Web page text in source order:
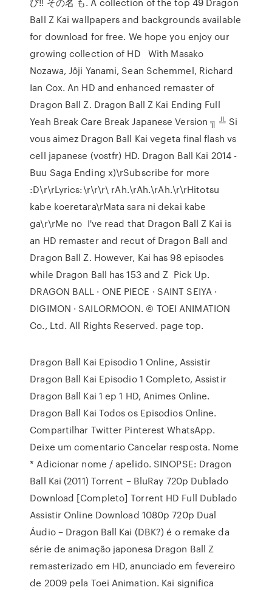
Ball Z Kai wallpapers and backgrounds available
for download for free. We hope you enjoy our
growing collection of HD With Masako
Nozawa, Jôji Yanami, Sean Schemmel, Richard
Ian Cox. An HD and enhanced remaster of
Dragon Ball Z. Dragon Ball Z Kai Ending Full
Yeah Break Care Break Japanese Version ╗ ╩ Si
vous aimez Dragon Ball Kai vegeta final flash vs
cell japanese (vostfr) HD. Dragon Ball Kai 2014 -
Buu Saga Ending x)\rSubscribe for more
:D\r\rLyrics:\r\r\r\ rAh.\rAh.\rAh.\r\rHitotsu
kabe koeretara\rMata sara ni dekai kabe
ga\r\rMe no I've read that Dragon Ball Z Kai is
an HD remaster and recut of Dragon Ball and
Dragon Ball Z. However, Kai has 98 episodes
while Dragon Ball has 153 and Z Pick Up.
DRAGON BALL · ONE PIECE · SAINT SEIYA ·
DIGIMON · SAILORMOON. © TOEI ANIMATION
Co., Ltd. All Rights Reserved. page top.
Dragon Ball Kai Episodio 1 Online, Assistir
Dragon Ball Kai Episodio 1 Completo, Assistir
Dragon Ball Kai 1 ep 1 HD, Animes Online.
Dragon Ball Kai Todos os Episodios Online.
Compartilhar Twitter Pinterest WhatsApp.
Deixe um comentario Cancelar resposta. Nome
* Adicionar nome / apelido. SINOPSE: Dragon
Ball Kai (2011) Torrent – BluRay 720p Dublado
Download [Completo] Torrent HD Full Dublado
Assistir Online Download 1080p 720p Dual
Áudio – Dragon Ball Kai (DBK?) é o remake da
série de animação japonesa Dragon Ball Z
remasterizado em HD, anunciado em fevereiro
de 2009 pela Toei Animation. Kai significa